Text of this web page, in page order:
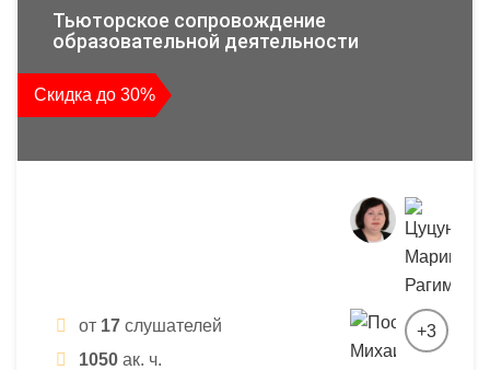
повышения
квалификации
и
профессиональной
Тьюторское сопровождение
образовательной деятельности
Скидка до 30%
от 17 слушателей
1050 ак. ч.
+3